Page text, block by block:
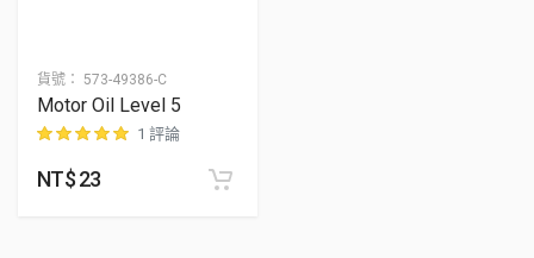
貨號： 573-49386-C
Motor Oil Level 5
位顧客進行評分
1 評論
NT$23